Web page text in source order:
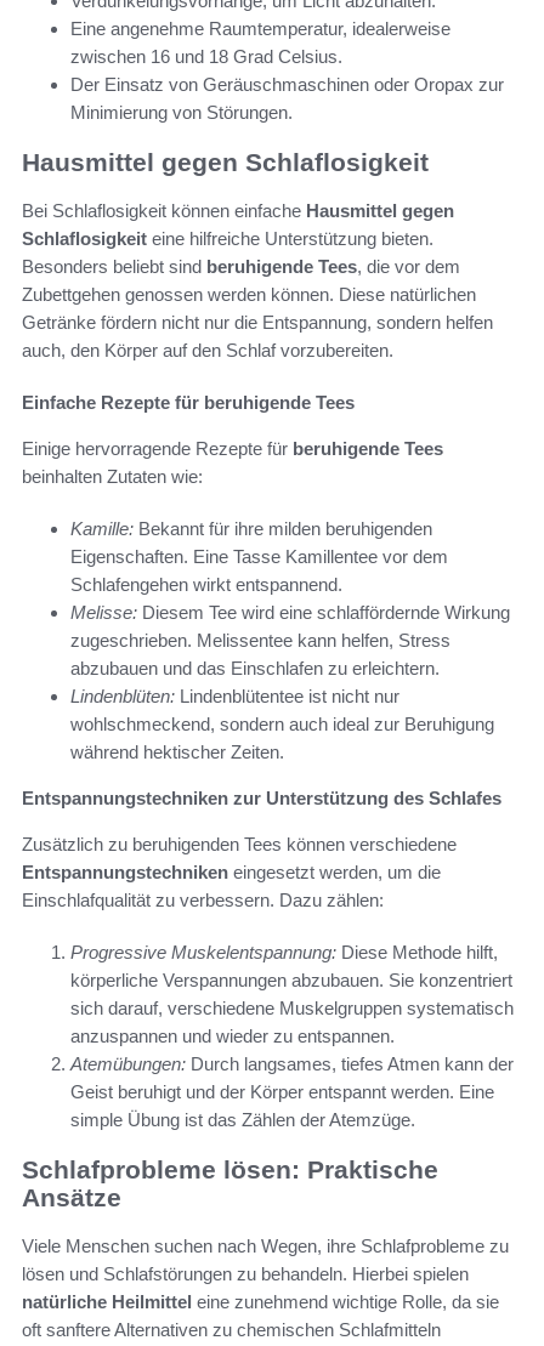
Eine angenehme Raumtemperatur, idealerweise
zwischen 16 und 18 Grad Celsius.
Der Einsatz von Geräuschmaschinen oder Oropax zur
Minimierung von Störungen.
Hausmittel gegen Schlaflosigkeit
Bei Schlaflosigkeit können einfache Hausmittel gegen
Schlaflosigkeit eine hilfreiche Unterstützung bieten.
Besonders beliebt sind beruhigende Tees, die vor dem
Zubettgehen genossen werden können. Diese natürlichen
Getränke fördern nicht nur die Entspannung, sondern helfen
auch, den Körper auf den Schlaf vorzubereiten.
Einfache Rezepte für beruhigende Tees
Einige hervorragende Rezepte für beruhigende Tees
beinhalten Zutaten wie:
Kamille: Bekannt für ihre milden beruhigenden
Eigenschaften. Eine Tasse Kamillentee vor dem
Schlafengehen wirkt entspannend.
Melisse: Diesem Tee wird eine schlaffördernde Wirkung
zugeschrieben. Melissentee kann helfen, Stress
abzubauen und das Einschlafen zu erleichtern.
Lindenblüten: Lindenblütentee ist nicht nur
wohlschmeckend, sondern auch ideal zur Beruhigung
während hektischer Zeiten.
Entspannungstechniken zur Unterstützung des Schlafes
Zusätzlich zu beruhigenden Tees können verschiedene
Entspannungstechniken eingesetzt werden, um die
Einschlafqualität zu verbessern. Dazu zählen:
Progressive Muskelentspannung: Diese Methode hilft,
körperliche Verspannungen abzubauen. Sie konzentriert
sich darauf, verschiedene Muskelgruppen systematisch
anzuspannen und wieder zu entspannen.
Atemübungen: Durch langsames, tiefes Atmen kann der
Geist beruhigt und der Körper entspannt werden. Eine
simple Übung ist das Zählen der Atemzüge.
Schlafprobleme lösen: Praktische
Ansätze
Viele Menschen suchen nach Wegen, ihre Schlafprobleme zu
lösen und Schlafstörungen zu behandeln. Hierbei spielen
natürliche Heilmittel eine zunehmend wichtige Rolle, da sie
oft sanftere Alternativen zu chemischen Schlafmitteln